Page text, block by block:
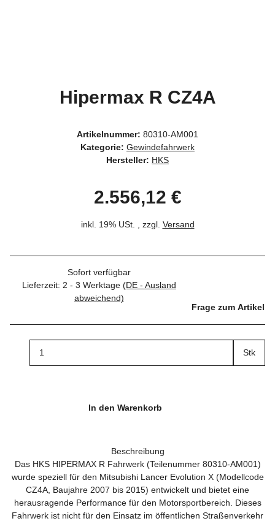
Hipermax R CZ4A
Artikelnummer: 80310-AM001
Kategorie: Gewindefahrwerk
Hersteller: HKS
2.556,12 €
inkl. 19% USt. , zzgl. Versand
Sofort verfügbar
Lieferzeit: 2 - 3 Werktage (DE - Ausland
abweichend)
Frage zum Artikel
Stk
In den Warenkorb
Beschreibung
Das HKS HIPERMAX R Fahrwerk (Teilenummer 80310-AM001)
wurde speziell für den Mitsubishi Lancer Evolution X (Modellcode
CZ4A, Baujahre 2007 bis 2015) entwickelt und bietet eine
herausragende Performance für den Motorsportbereich. Dieses
Fahrwerk ist nicht für den Einsatz im öffentlichen Straßenverkehr